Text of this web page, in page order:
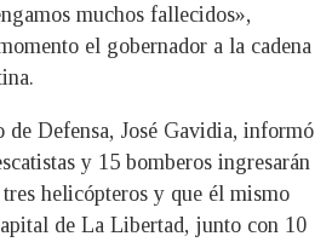
muchos fallecidos»,
el gobernador a la cadena
Defensa, José Gavidia, informó
y 15 bomberos ingresarán
helicópteros y que él mismo
de La Libertad, junto con 10